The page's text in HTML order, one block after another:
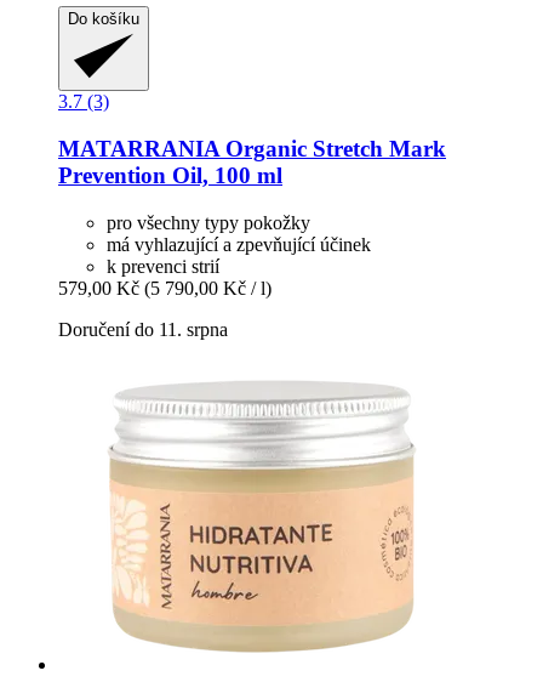
Do košíku
3.7 (3)
MATARRANIA Organic Stretch Mark
Prevention Oil, 100 ml
pro všechny typy pokožky
má vyhlazující a zpevňující účinek
k prevenci strií
579,00 Kč (5 790,00 Kč / l)
Doručení do 11. srpna